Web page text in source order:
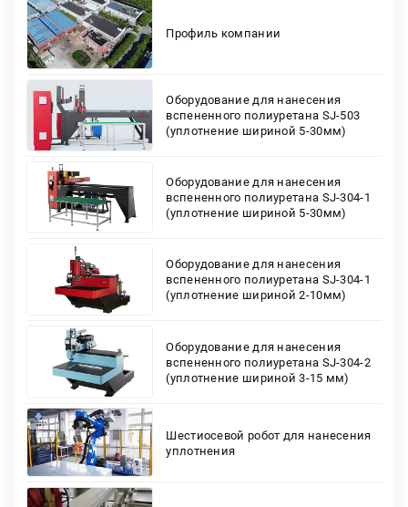
Профиль компании
Оборудование для нанесения
вспененного полиуретана SJ-503
(уплотнение шириной 5-30мм)
Оборудование для нанесения
вспененного полиуретана SJ-304-1
(уплотнение шириной 5-30мм)
Оборудование для нанесения
вспененного полиуретана SJ-304-1
(уплотнение шириной 2-10мм)
Оборудование для нанесения
вспененного полиуретана SJ-304-2
(уплотнение шириной 3-15 мм)
Шестиосевой робот для нанесения
уплотнения